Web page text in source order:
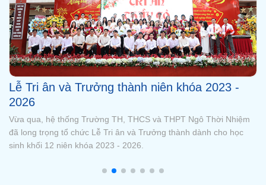
Tổng kết năm học 2025 - 2026 với nhiều dấu
ấn đáng tự hào
Buổi lễ là dịp để thầy và trò cùng nhìn lại những kết quả đã đạt
được trong năm học vừa qua, đồng thời tuyên dương, khen
thưởng các tập thể và cá nhân có thành tích xuất sắc trong học